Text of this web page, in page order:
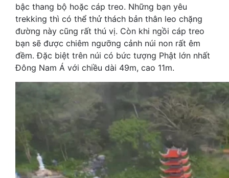
bậc thang bộ hoặc cáp treo. Những bạn yêu
trekking thì có thể thử thách bản thân leo chặng
đường này cũng rất thú vị. Còn khi ngồi cáp treo
bạn sẽ được chiêm ngưỡng cảnh núi non rất êm
đềm. Đặc biệt trên núi có bức tượng Phật lớn nhất
Đông Nam Á với chiều dài 49m, cao 11m.